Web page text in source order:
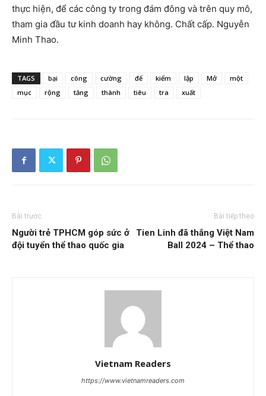
thực hiện, để các công ty trong đám đông và trên quy mô,
tham gia đầu tư kinh doanh hay không. Chất cấp. Nguyễn
Minh Thao.
TAGS bại công cường để kiểm lập Mở
một
mục
rộng tăng thành tiêu tra xuất
Bài trước
Người trẻ TPHCM góp sức ở
đội tuyển thể thao quốc gia
Bài tiếp theo
Tien Linh đã thắng Việt Nam
Ball 2024 – Thể thao
Vietnam Readers
https://www.vietnamreaders.com